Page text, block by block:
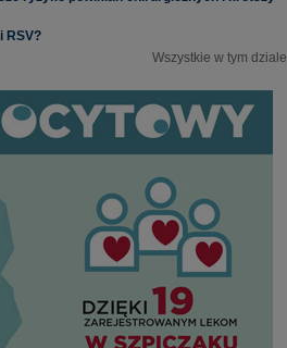
RSV?
Wszystkie w tym dziale